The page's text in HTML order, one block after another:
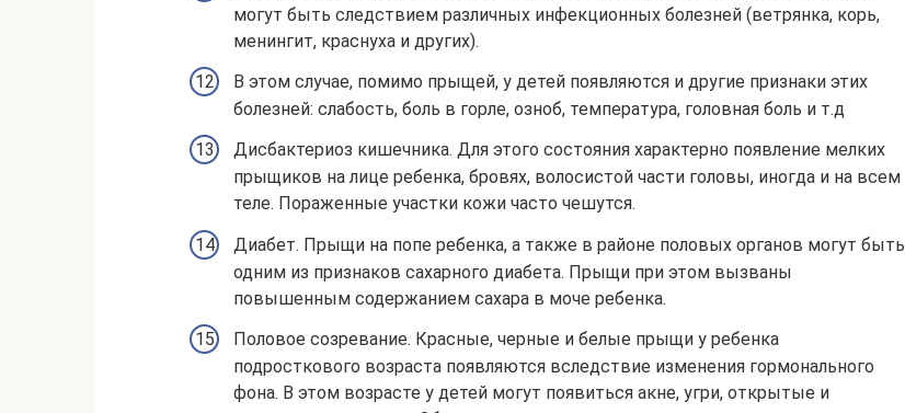
могут быть следствием различных инфекционных болезней (ветрянка, корь,
менингит, краснуха и других).
В этом случае, помимо прыщей, у детей появляются и другие признаки этих
болезней: слабость, боль в горле, озноб, температура, головная боль и т.д
Дисбактериоз кишечника. Для этого состояния характерно появление мелких
прыщиков на лице ребенка, бровях, волосистой части головы, иногда и на всем
теле. Пораженные участки кожи часто чешутся.
Диабет. Прыщи на попе ребенка, а также в районе половых органов могут быть
одним из признаков сахарного диабета. Прыщи при этом вызваны
повышенным содержанием сахара в моче ребенка.
Половое созревание. Красные, черные и белые прыщи у ребенка
подросткового возраста появляются вследствие изменения гормонального
фона. В этом возрасте у детей могут появиться акне, угри, открытые и